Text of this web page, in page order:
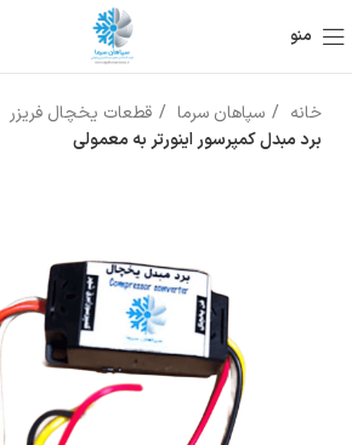
منو
خانه سپاهان سرما قطعات یخچال فریزر
برد مبدل کمپرسور اینورتر به معمولی